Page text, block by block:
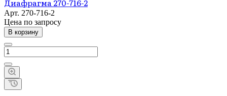
Диафрагма 270-716-2
Арт. 270-716-2
Цена по запросу
В корзину